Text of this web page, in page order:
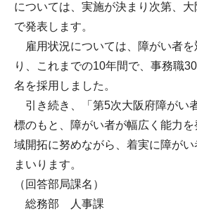
については、実施が決まり次第、
で発表します。
雇用状況については、障がい者を
り、これまでの10年間で、事務職
名を採用しました。
引き続き、「第5次大阪府障がい
標のもと、障がい者が幅広く能力
域開拓に努めながら、着実に障が
まいります。
（回答部局課名）
総務部 人事課